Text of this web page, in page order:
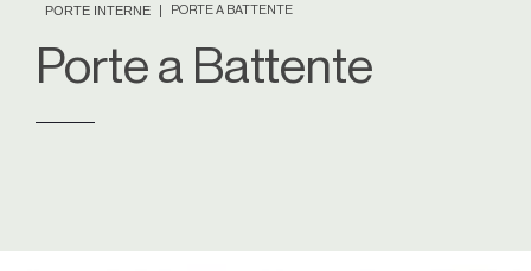
PORTE INTERNE
PORTE A BATTENTE
Porte a Battente